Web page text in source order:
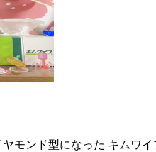
モンド型になった キムワ